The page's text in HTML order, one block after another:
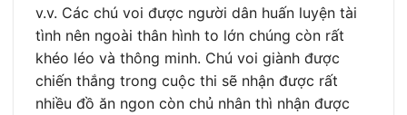
v.v. Các chú voi được người dân huấn luyện tài
tình nên ngoài thân hình to lớn chúng còn rất
khéo léo và thông minh. Chú voi giành được
chiến thắng trong cuộc thi sẽ nhận được rất
nhiều đồ ăn ngon còn chủ nhân thì nhận được